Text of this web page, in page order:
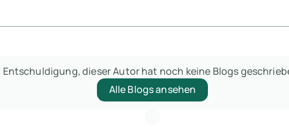
Entschuldigung, dieser Autor hat noch keine Blogs
Alle Blogs ansehen